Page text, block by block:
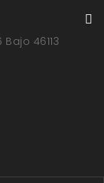
46113